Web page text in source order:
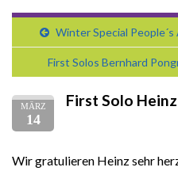
Winter Special
First Solos Bernhard
MÄRZ
14
First Solo
Wir gratulieren Heinz sehr